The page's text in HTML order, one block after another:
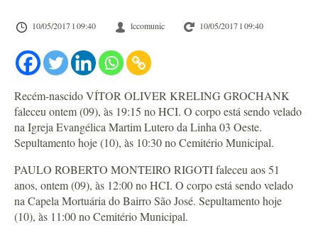
10/05/2017 l 09:40 lccomunic 10/05/2017 l 09:40
Recém-nascido VÍTOR OLIVER KRELING GROCHANK
faleceu ontem (09), às 19:15 no HCI. O corpo está sendo velado
na Igreja Evangélica Martim Lutero da Linha 03 Oeste.
Sepultamento hoje (10), às 10:30 no Cemitério Municipal.
PAULO ROBERTO MONTEIRO RIGOTI faleceu aos 51
anos, ontem (09), às 12:00 no HCI. O corpo está sendo velado
na Capela Mortuária do Bairro São José. Sepultamento hoje
(10), às 11:00 no Cemitério Municipal.